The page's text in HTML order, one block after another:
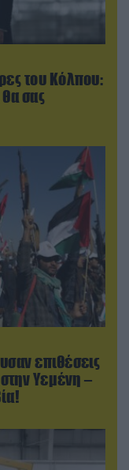
του Κόλπου:
σας
επιθέσεις
Υεμένη –